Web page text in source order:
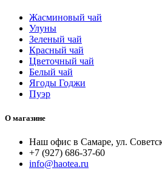
Жасминовый чай
Улуны
Зеленый чай
Красный чай
Цветочный чай
Белый чай
Ягоды Годжи
Пуэр
О магазине
Наш офис в Самаре, ул.
+7 (927) 686-37-60
info@haotea.ru